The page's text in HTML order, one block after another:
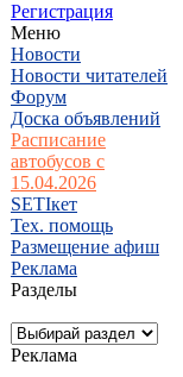
Регистрация
Меню
Новости
Новости читателей
Форум
Доска объявлений
Расписание
автобусов с
15.04.2026
SETIкет
Тех. помощь
Размещение афиш
Реклама
Разделы
Реклама